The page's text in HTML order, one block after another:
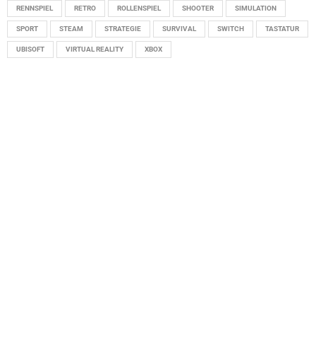
RENNSPIEL RETRO ROLLENSPIEL SHOOTER SIMULATION
SPORT STEAM STRATEGIE SURVIVAL SWITCH TASTATUR
UBISOFT VIRTUAL REALITY XBOX